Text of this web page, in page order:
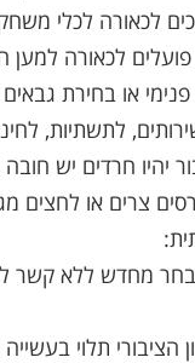
לכאורה לכלי משחק
פועלים לכאורה
או בחירת
לתשתיות,
יהיו חרדים יש חובה
צרים או לחצים
מחדש ללא קשר
תלוי